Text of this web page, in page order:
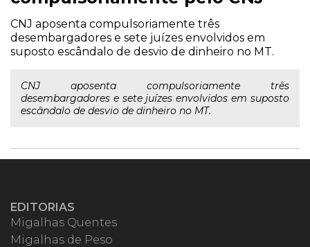
CNJ aposenta compulsoriamente três
desembargadores e sete juízes envolvidos em
suposto escândalo de desvio de dinheiro no MT.
CNJ aposenta compulsoriamente três
desembargadores e sete juízes envolvidos em suposto
escândalo de desvio de dinheiro no MT.
EDITORIAS
Migalhas Quentes
Migalhas de Peso